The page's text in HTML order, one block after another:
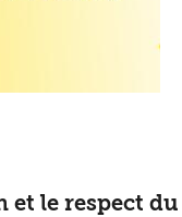
et le respect du